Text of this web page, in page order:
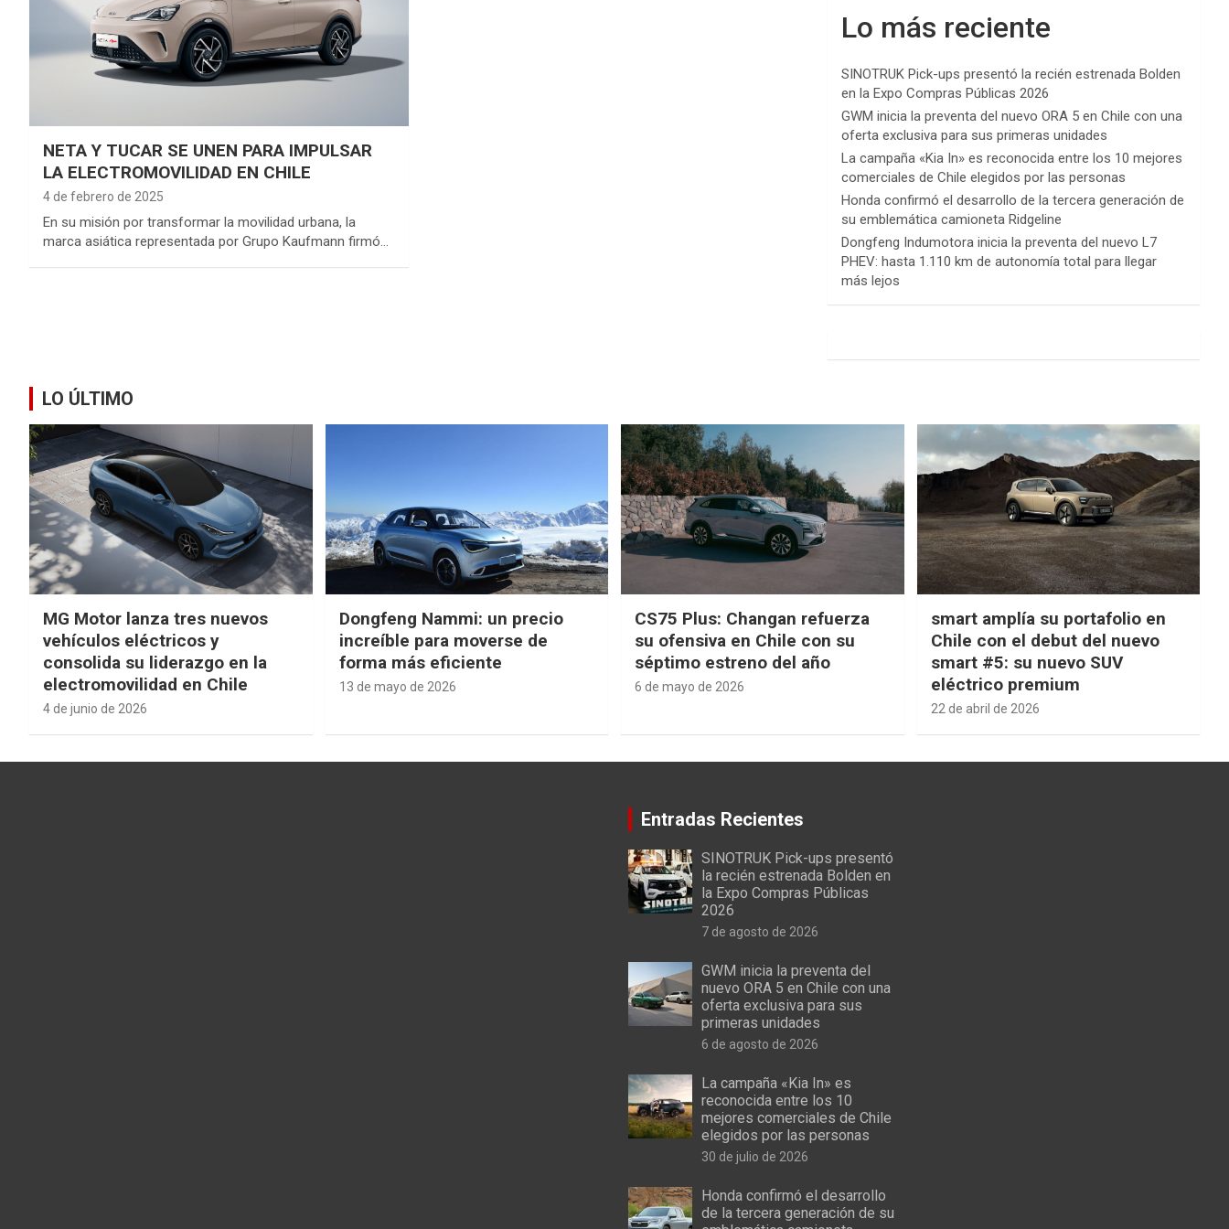
NETA Y TUCAR SE UNEN PARA IMPULSAR
LA ELECTROMOVILIDAD EN CHILE
4 de febrero de 2025
En su misión por transformar la movilidad urbana, la
marca asiática representada por Grupo Kaufmann firmó…
Lo más reciente
SINOTRUK Pick-ups presentó la recién estrenada Bolden
en la Expo Compras Públicas 2026
GWM inicia la preventa del nuevo ORA 5 en Chile con una
oferta exclusiva para sus primeras unidades
La campaña «Kia In» es reconocida entre los 10 mejores
comerciales de Chile elegidos por las personas
Honda confirmó el desarrollo de la tercera generación de
su emblemática camioneta Ridgeline
Dongfeng Indumotora inicia la preventa del nuevo L7
PHEV: hasta 1.110 km de autonomía total para llegar
más lejos
LO ÚLTIMO
MG Motor lanza tres nuevos
vehículos eléctricos y
consolida su liderazgo en la
electromovilidad en Chile
4 de junio de 2026
Dongfeng Nammi: un precio
increíble para moverse de
forma más eficiente
13 de mayo de 2026
CS75 Plus: Changan refuerza
su ofensiva en Chile con su
séptimo estreno del año
6 de mayo de 2026
smart amplía su portafolio en
Chile con el debut del nuevo
smart #5: su nuevo SUV
eléctrico premium
22 de abril de 2026
Entradas Recientes
SINOTRUK Pick-ups presentó
la recién estrenada Bolden en
la Expo Compras Públicas
2026
7 de agosto de 2026
GWM inicia la preventa del
nuevo ORA 5 en Chile con una
oferta exclusiva para sus
primeras unidades
6 de agosto de 2026
La campaña «Kia In» es
reconocida entre los 10
mejores comerciales de Chile
elegidos por las personas
30 de julio de 2026
Honda confirmó el desarrollo
de la tercera generación de su